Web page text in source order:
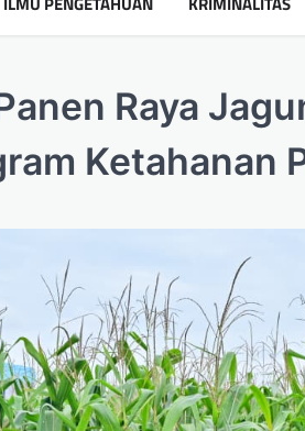
Raya
Ketahanan